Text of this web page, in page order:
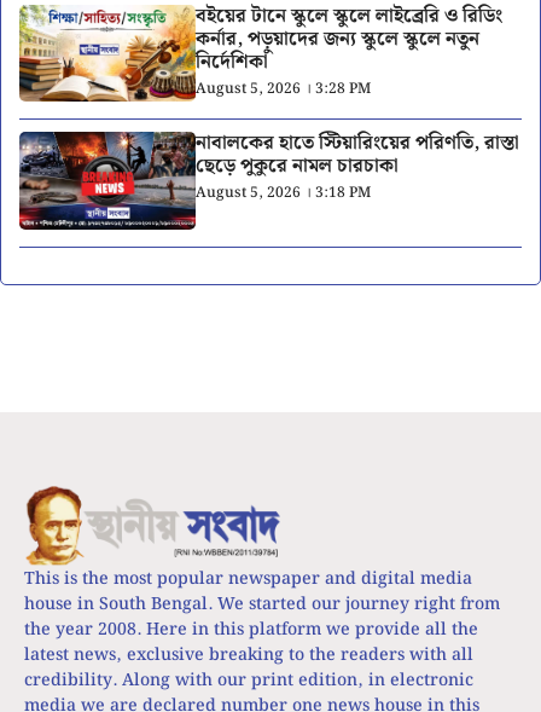
বইয়ের টানে স্কুলে স্কুলে লাইব্রেরি ও রিডিং
কর্নার, পড়ুয়াদের জন্য স্কুলে স্কুলে নতুন
নির্দেশিকা
August 5, 2026 । 3:28 PM
নাবালকের হাতে স্টিয়ারিংয়ের পরিণতি, রাস্তা
ছেড়ে পুকুরে নামল চারচাকা
August 5, 2026 । 3:18 PM
This is the most popular newspaper and digital media
house in South Bengal. We started our journey right from
the year 2008. Here in this platform we provide all the
latest news, exclusive breaking to the readers with all
credibility. Along with our print edition, in electronic
media we are declared number one news house in this